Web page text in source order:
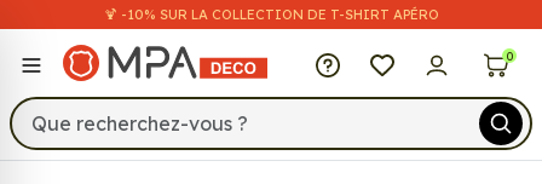
🍹 -10% SUR LA COLLECTION DE T-SHIRT APÉRO
MPA Déco 0